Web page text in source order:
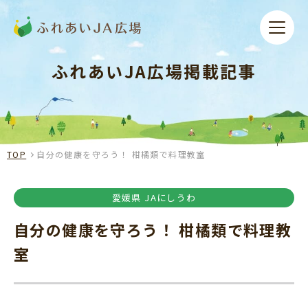
ふれあいJA広場掲載記事
TOP 自分の健康を守ろう！ 柑橘類で料理教室
愛媛県 JAにしうわ
自分の健康を守ろう！ 柑橘類で料理教
室